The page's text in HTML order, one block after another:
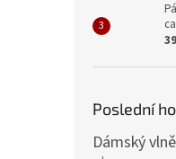
Poslední
Dámský